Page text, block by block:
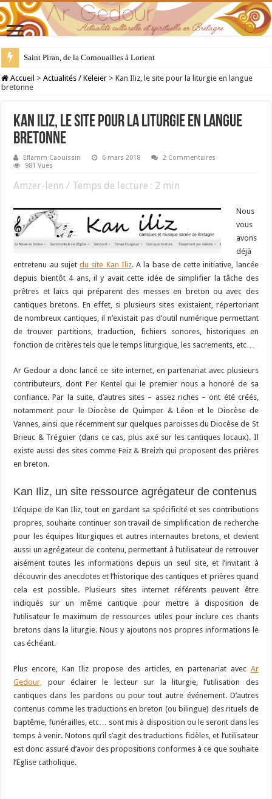
28 juillet : Saint Samson de Dol, père de la Bretagne chrétienne
Accueil > Actualités / Keleier > Kan Iliz, le site pour la liturgie en langue
bretonne
Kan Iliz, le site pour la liturgie en langue
bretonne
Eflamm Caouissin 6 mars 2018
2 Commentaires
981 Vues
Amzer-lenn / Temps de lecture : 2 min
Nous
vous
avons
déjà
entretenu au sujetdu site Kan Iliz. A la base de cette initiative, lancée
depuis bientôt 4 ans, il y avait cette idée de simplifier la tâche des
prêtres et laïcs qui préparent des messes en breton ou avec des
cantiques bretons. En effet, si plusieurs sites existaient, répertoriant
de nombreux cantiques, il n’existait pas d’outil numérique permettant
de trouver partitions, traduction, fichiers sonores, historiques en
fonction de critères tels que le temps liturgique, les sacrements, etc…
Ar Gedour a donc lancé ce site internet, en partenariat avec plusieurs
contributeurs, dont Per Kentel qui le premier nous a honoré de sa
confiance. Par la suite, d’autres sites – assez riches – ont été créés,
notamment pour le Diocèse de Quimper & Léon et le Diocèse de
Vannes, ainsi que récemment sur quelques paroisses du Diocèse de St
Brieuc & Tréguier (dans ce cas, plus axé sur les cantiques locaux). Il
existe aussi des sites comme Feiz & Breizh qui proposent des prières
en breton.
Kan Iliz, un site ressource agrégateur de contenus
L’équipe de Kan Iliz, tout en gardant sa spécificité et ses contributions
propres, souhaite continuer son travail de simplification de recherche
pour les équipes liturgiques et autres internautes bretons, et devient
aussi un agrégateur de contenu, permettant à l’utilisateur de retrouver
aisément toutes les informations depuis un seul site, et l’invitant à
découvrir des anecdotes et l’historique des cantiques et prières quand
cela est possible. Plusieurs sites internet référents peuvent être
indiqués sur un même cantique pour mettre à disposition de
l’utilisateur le maximum de ressources utiles pour inclure ces chants
bretons dans la liturgie. Nous y ajoutons nos propres informations le
cas échéant.
Plus encore, Kan Iliz propose des articles, en partenariat avec Ar
Gedour,
pour éclairer le lecteur sur la liturgie, l’utilisation des
cantiques dans les pardons ou pour tout autre événement. D’autres
contenus comme les traductions en breton (ou bilingue) des rituels de
baptême, funérailles, etc… sont mis à disposition ou le seront dans les
temps à venir. Notons qu’il s’agit des traductions fidèles, et l’utilisateur
est donc assuré d’avoir des propositions conformes à ce que souhaite
l’Eglise catholique.